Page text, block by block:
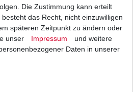
Hiflo HF138RC HF 138 RC
€
Die Zustimmung kann erteilt
das Recht, nicht einzuwilligen
späteren Zeitpunkt zu ändern oder
unser
Impressum
und weitere
Daten in unserer